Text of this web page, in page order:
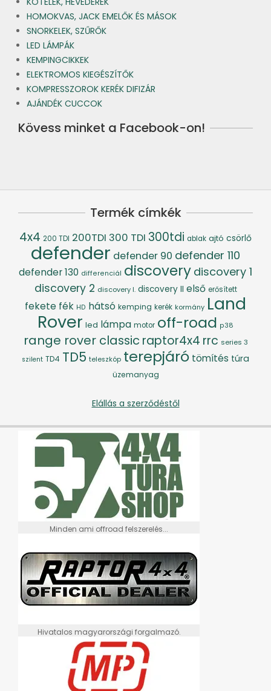
HOMOKVAS, JACK EMELŐK ÉS MÁSOK
SNORKELEK, SZŰRŐK
LED LÁMPÁK
KEMPINGCIKKEK
ELEKTROMOS KIEGÉSZÍTŐK
KOMPRESSZOROK KERÉK DIFIZÁR
AJÁNDÉK CUCCOK
Kövess minket a Facebook-on!
Termék címkék
4x4 200 TDI 200TDI 300 TDI 300tdi ablak ajtó csörlő
defender defender 90 defender 110
defender 130 differenciál discovery discovery 1
discovery 2 discovery I. discovery II első erősített
fekete fék HD hátsó kemping kerék kormány Land
Rover led lámpa motor off-road p38
range rover classic raptor4x4 rrc series 3
szilent TD4 TD5 teleszkóp terepjáró tömítés túra
üzemanyag
Elállás a szerződéstől
Minden ami offroad felszerelés...
Hivatalos magyarországi forgalmazó.